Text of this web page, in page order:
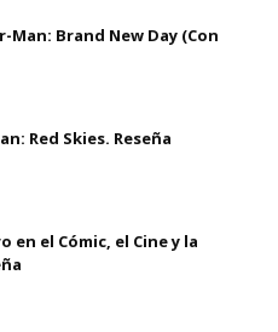
Man: Brand New Day (Con
Red Skies. Reseña
en el Cómic, el Cine y la